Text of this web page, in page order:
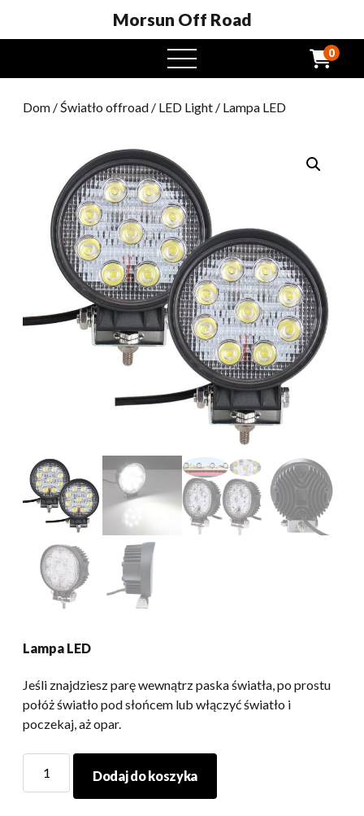
Morsun Off Road
Otwarte
menu
0
Dom /Światło offroad / LED Light / Lampa LED
Lampa LED
Jeśli znajdziesz parę wewnątrz paska światła, po prostu
połóż światło pod słońcem lub włączyć światło i
poczekaj, aż opar.
LED
Dodaj do koszyka